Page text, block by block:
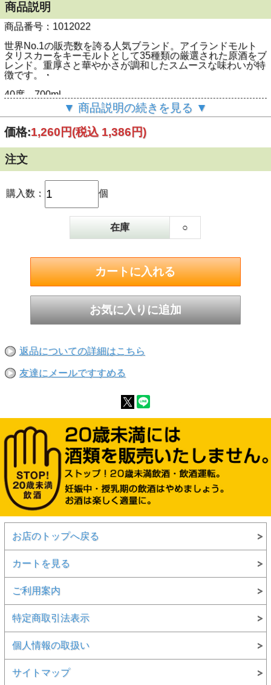
商品説明
商品番号：1012022
世界No.1の販売数を誇る人気ブランド。アイランドモルト
タリスカーをキーモルトとして35種類の厳選された原酒をブ
レンド。重厚さと華やかさが調和したスムースな味わいが特
徴です。・
40度 700ml
▼ 商品説明の続きを見る ▼
価格:1,260円(税込 1,386円)
注文
購入数： 個
在庫 ○
返品についての詳細はこちら
友達にメールですすめる
お店のトップへ戻る
カートを見る
ご利用案内
特定商取引法表示
個人情報の取扱い
サイトマップ